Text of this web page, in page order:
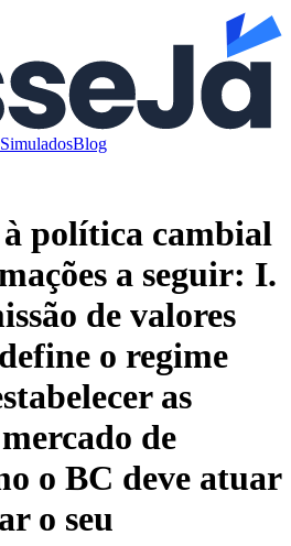
SimuladosBlog
política cambial
a seguir: I.
de valores
o regime
as
de
o BC deve atuar
o seu